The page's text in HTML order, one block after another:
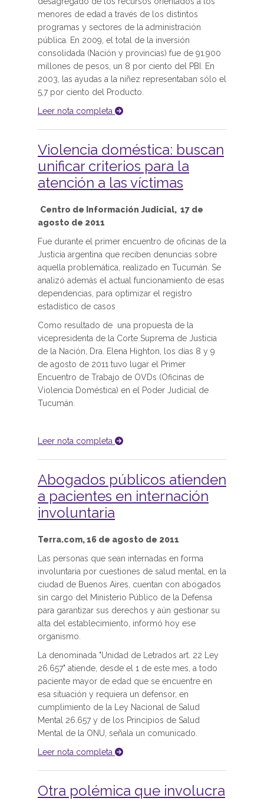
menores de edad a través de los distintos
programas y sectores de la administración
pública. En 2009, el total de la inversión
consolidada (Nación y provincias) fue de 91.900
millones de pesos, un 8 por ciento del PBI. En
2003, las ayudas a la niñez representaban sólo el
5,7 por ciento del Producto.
Leer nota completa
Violencia doméstica: buscan
unificar criterios para la
atención a las víctimas
Centro de Información Judicial, 17 de
agosto de 2011
Fue durante el primer encuentro de oficinas de la
Justicia argentina que reciben denuncias sobre
aquella problemática, realizado en Tucumán. Se
analizó además el actual funcionamiento de esas
dependencias, para optimizar el registro
estadístico de casos
Como resultado de una propuesta de la
vicepresidenta de la Corte Suprema de Justicia
de la Nación, Dra. Elena Highton, los días 8 y 9
de agosto de 2011 tuvo lugar el Primer
Encuentro de Trabajo de OVDs (Oficinas de
Violencia Doméstica) en el Poder Judicial de
Tucumán.
Leer nota completa
Abogados públicos atienden
a pacientes en internación
involuntaria
Terra.com, 16 de agosto de 2011
Las personas que sean internadas en forma
involuntaria por cuestiones de salud mental, en la
ciudad de Buenos Aires, cuentan con abogados
sin cargo del Ministerio Público de la Defensa
para garantizar sus derechos y aún gestionar su
alta del establecimiento, informó hoy ese
organismo.
La denominada "Unidad de Letrados art. 22 Ley
26.657" atiende, desde el 1 de este mes, a todo
paciente mayor de edad que se encuentre en
esa situación y requiera un defensor, en
cumplimiento de la Ley Nacional de Salud
Mental 26.657 y de los Principios de Salud
Mental de la ONU, señala un comunicado.
Leer nota completa
Otra polémica que involucra